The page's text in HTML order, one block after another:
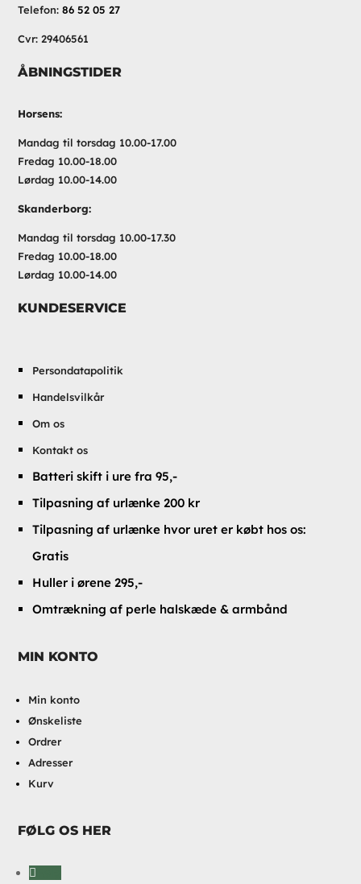
Telefon:86 52 05 27
Cvr: 29406561
ÅBNINGSTIDER
Horsens:
Mandag til torsdag 10.00-17.00
Fredag 10.00-18.00
Lørdag 10.00-14.00
Skanderborg:
Mandag til torsdag 10.00-17.30
Fredag 10.00-18.00
Lørdag 10.00-14.00
KUNDESERVICE
Persondatapolitik
Handelsvilkår
Om os
Kontakt os
Batteri skift i ure fra 95,-
Tilpasning af urlænke 200 kr
Tilpasning af urlænke hvor uret er købt hos os:
Gratis
Huller i ørene 295,-
Omtrækning af perle halskæde & armbånd
MIN KONTO
Min konto
Ønskeliste
Ordrer
Adresser
Kurv
FØLG OS HER